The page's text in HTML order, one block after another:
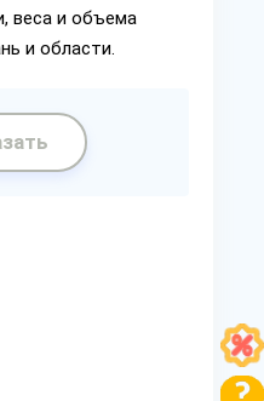
веса и объема
и области.